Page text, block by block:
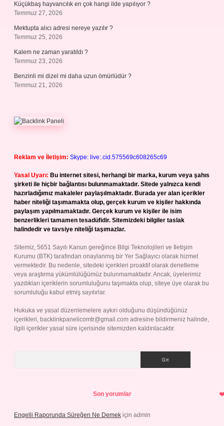
Küçükbaş hayvancılık en çok hangi ilde yapılıyor ?
Temmuz 27, 2026
Mektupta alıcı adresi nereye yazılır ?
Temmuz 25, 2026
Kalem ne zaman yaratıldı ?
Temmuz 23, 2026
Benzinli mi dizel mi daha uzun ömürlüdür ?
Temmuz 21, 2026
Reklam ve İletişim: Skype: live:.cid.575569c608265c69
Yasal Uyarı: Bu internet sitesi, herhangi bir marka, kurum veya şahıs
şirketi ile hiçbir bağlantısı bulunmamaktadır. Sitede yalnızca kendi
hazırladığımız makaleler paylaşılmaktadır. Burada yer alan içerikler
haber niteliği taşımamakta olup, gerçek kurum ve kişiler hakkında
paylaşım yapılmamaktadır. Gerçek kurum ve kişiler ile isim
benzerlikleri tamamen tesadüfidir. Sitemizdeki bilgiler taslak
halindedir ve tavsiye niteliği taşımazlar.
Sitemiz, 5651 Sayılı Kanun gereğince Bilgi Teknolojileri ve İletişim
Kurumu (BTK) tarafından onaylanmış bir Yer Sağlayıcı olarak hizmet
vermektedir. Bu nedenle, sitedeki içerikleri proaktif olarak denetleme
veya araştırma yükümlülüğümüz bulunmamaktadır. Ancak, üyelerimiz
yazdıkları içeriklerin sorumluluğunu taşımakta olup, siteye üye olarak bu
sorumluluğu kabul etmiş sayılırlar.
Hukuka ve yasal düzenlemelere aykırı olduğunu düşündüğünüz
içerikleri, backlinkpanelicomtr@gmail.com adresine bildirmeniz halinde,
ilgili içerikler yasal süre içerisinde sitemizden kaldırılacaktır.
Son yorumlar
Engelli Raporunda Süreğen Ne Demek için admin